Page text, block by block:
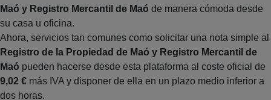
Maó y Registro Mercantil de Maó de manera cómoda desde
su casa u oficina.
Ahora, servicios tan comunes como solicitar una nota simple al
Registro de la Propiedad de Maó y Registro Mercantil de
Maó pueden hacerse desde esta plataforma al coste oficial de
9,02 € más IVA y disponer de ella en un plazo medio inferior a
dos horas.